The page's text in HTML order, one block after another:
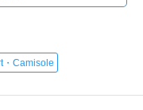
・Camisole